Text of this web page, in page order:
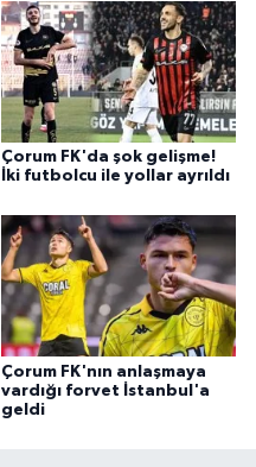
Çorum FK'da şok gelişme!
İki futbolcu ile yollar ayrıldı
Çorum FK'nın anlaşmaya
vardığı forvet İstanbul'a
geldi